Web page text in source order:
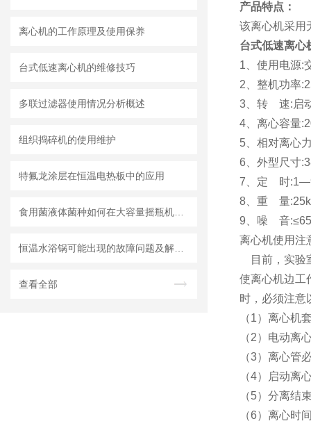
离心机的工作原理及使用保养
台式低速离心机的维修技巧
多联过滤器使用情况分析概述
组织捣碎机的使用维护
特氟龙涂层在恒温电热板中的应用
查看全部
产品特点：
该离心机采用
台式低速离心
1、使用电源:
2、整机功率
3、转 速:启
4、离心容量
5、相对离心
6、外型尺寸
7、定 时
8、重 量
9、噪 音
离心机使用注
目前，实验
使离心机边工
时，必须注意
（1）离心机
（2）电动离
（3）离心管
（4）启动离
（5）分离结
（6）离心时